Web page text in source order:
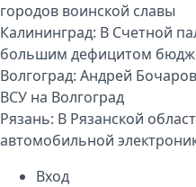
городов воинской славы
Калининград: В Счетной
большим дефицитом
Волгоград: Андрей
ВСУ на Волгоград
Рязань: В Рязанской
автомобильной
Вход